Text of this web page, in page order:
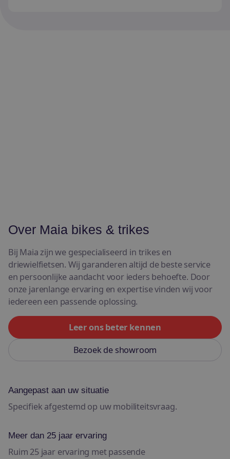
Over Maia bikes & trikes
Bij Maia zijn we gespecialiseerd in trikes en
driewielfietsen. Wij garanderen altijd de beste service
en persoonlijke aandacht voor ieders behoefte. Door
onze jarenlange ervaring en expertise vinden wij voor
iedereen een passende oplossing.
Leer ons beter kennen
Bezoek de showroom
Aangepast aan uw situatie
Specifiek afgestemd op uw mobiliteitsvraag.
Meer dan 25 jaar ervaring
Ruim 25 jaar ervaring met passende